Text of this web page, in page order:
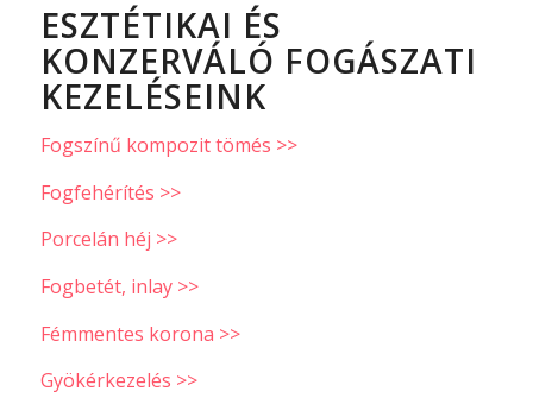
ESZTÉTIKAI ÉS
KONZERVÁLÓ FOGÁSZATI
KEZELÉSEINK
Fogszínű kompozit tömés >>
Fogfehérítés >>
Porcelán héj >>
Fogbetét, inlay >>
Fémmentes korona >>
Gyökérkezelés >>